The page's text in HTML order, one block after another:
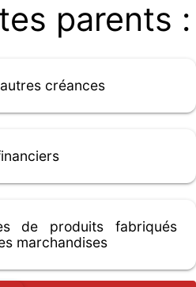
parents :
créances
de produits fabriqués
marchandises